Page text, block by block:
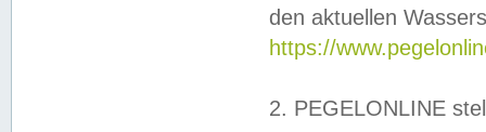
den aktuellen
https://
2. PEGELONLINE